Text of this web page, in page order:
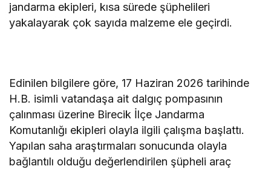
jandarma ekipleri, kısa sürede şüphelileri
yakalayarak çok sayıda malzeme ele geçirdi.
Edinilen bilgilere göre, 17 Haziran 2026 tarihinde
H.B. isimli vatandaşa ait dalgıç pompasının
çalınması üzerine Birecik İlçe Jandarma
Komutanlığı ekipleri olayla ilgili çalışma başlattı.
Yapılan saha araştırmaları sonucunda olayla
bağlantılı olduğu değerlendirilen şüpheli araç